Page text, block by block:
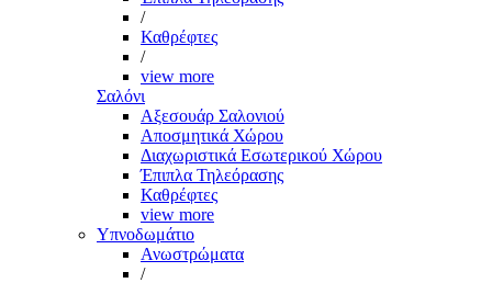
/
Καθρέφτες
/
view more
Σαλόνι
Αξεσουάρ Σαλονιού
Αποσμητικά Χώρου
Διαχωριστικά Εσωτερικού Χώρου
Έπιπλα Τηλεόρασης
Καθρέφτες
view more
Υπνοδωμάτιο
Ανωστρώματα
/